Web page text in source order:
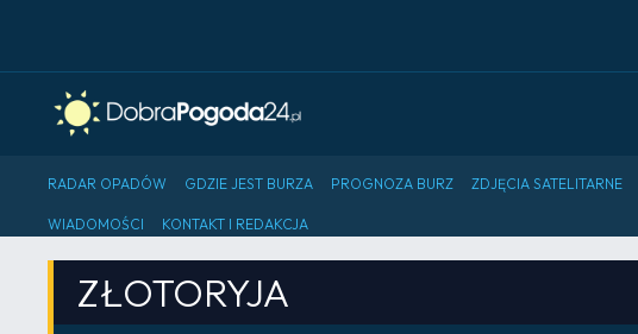
RADAR OPADÓW GDZIE JEST BURZA PROGNOZA BURZ ZDJĘCIA SATELITARNE
WIADOMOŚCI KONTAKT I REDAKCJA
ZŁOTORYJA